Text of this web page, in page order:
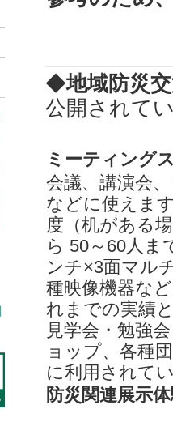
◆地域防災
公開されて
ミーティング
会議、講演会
などに使えま
度（机がある
ら 50～60人ま
ンチ×3面マル
種映像機器な
れまでの実績
見学会・勉強
ョップ、各種
に利用されて
防災関連展示